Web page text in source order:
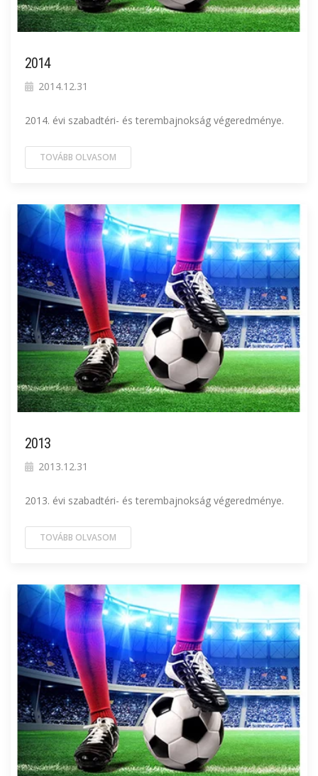
2014
2014.12.31
2014. évi szabadtéri- és terembajnokság végeredménye.
TOVÁBB OLVASOM
2013
2013.12.31
2013. évi szabadtéri- és terembajnokság végeredménye.
TOVÁBB OLVASOM